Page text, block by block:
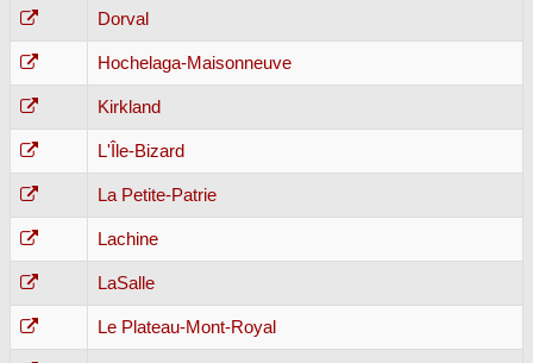
Dorval
Hochelaga-Maisonneuve
Kirkland
L'Île-Bizard
La Petite-Patrie
Lachine
LaSalle
Le Plateau-Mont-Royal